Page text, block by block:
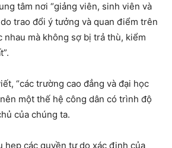
tâm nơi “giảng viên, sinh viên và
trao đổi ý tưởng và quan điểm trên
nhau mà không sợ bị trả thù, kiểm
“các trường cao đẳng và đại học
một thế hệ công dân có trình độ
của chúng ta.
hẹp các quyền tự do xác định của